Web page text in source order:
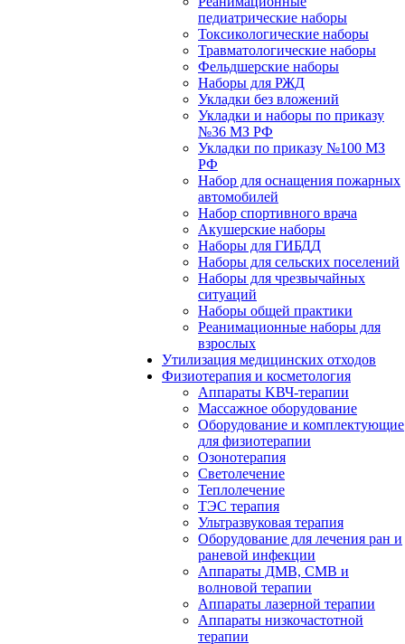
педиатрические наборы
Токсикологические наборы
Травматологические наборы
Фельдшерские наборы
Наборы для РЖД
Укладки без вложений
Укладки и наборы по приказу
№36 МЗ РФ
Укладки по приказу №100 МЗ
РФ
Набор для оснащения пожарных
автомобилей
Набор спортивного врача
Акушерские наборы
Наборы для ГИБДД
Наборы для сельских поселений
Наборы для чрезвычайных
ситуаций
Наборы общей практики
Реанимационные наборы для
взрослых
Утилизация медицинских отходов
Физиотерапия и косметология
Аппараты KВЧ-терапии
Массажное оборудование
Оборудование и комплектующие
для физиотерапии
Озонотерапия
Светолечение
Теплолечение
ТЭС терапия
Ультразвуковая терапия
Оборудование для лечения ран и
раневой инфекции
Аппараты ДМВ, СМВ и
волновой терапии
Аппараты лазерной терапии
Аппараты низкочастотной
терапии